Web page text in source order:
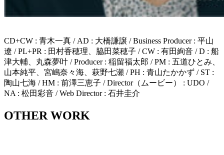
CD+CW : ⻘⽊⼀真 / AD : ⼤橋謙譲 / Business Producer : 平⼭
遼 / PL+PR : ⽥村⾹穂理、脇⽥菜穂⼦ / CW : 有⽥絢⾳ / D : 船
津大輔、丸森夢叶 / Producer : 稲留福太郎 / PM : 五道ひとみ、
山本純平、宮嶋奈々海、萩野七瀬 / PH : ⻘⼭たかかず / ST :
陶⼭七海 / HM : 前澤三恵⼦ / Director（ムービー） : UDO /
NA : 松田彩音 / Web Director : 石井圭介
OTHER WORK